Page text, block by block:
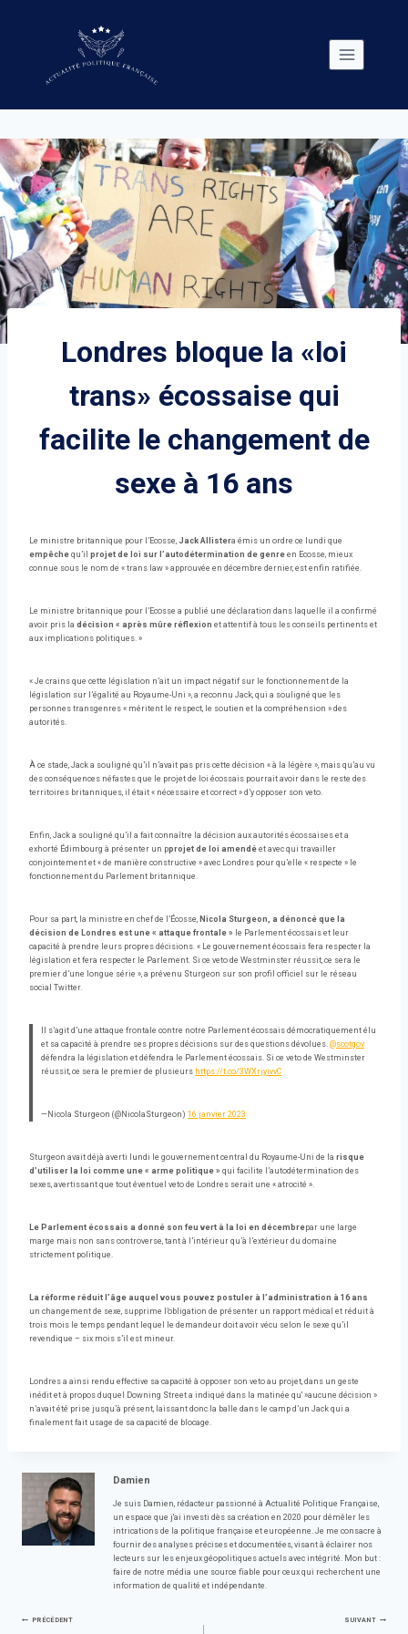
Londres bloque la «loi
trans» écossaise qui
facilite le changement de
sexe à 16 ans
Le ministre britannique pour l’Ecosse, Jack Allistera émis un ordre ce lundi que
empêche qu’il projet de loi sur l’autodétermination de genre en Ecosse, mieux
connue sous le nom de « trans law » approuvée en décembre dernier, est enfin ratifiée.
Le ministre britannique pour l’Ecosse a publié une déclaration dans laquelle il a confirmé
avoir pris la décision « après mûre réflexion et attentif à tous les conseils pertinents et
aux implications politiques. »
« Je crains que cette législation n’ait un impact négatif sur le fonctionnement de la
législation sur l’égalité au Royaume-Uni », a reconnu Jack, qui a souligné que les
personnes transgenres « méritent le respect, le soutien et la compréhension » des
autorités.
À ce stade, Jack a souligné qu’il n’avait pas pris cette décision « à la légère », mais qu’au vu
des conséquences néfastes que le projet de loi écossais pourrait avoir dans le reste des
territoires britanniques, il était « nécessaire et correct » d’y opposer son veto.
Enfin, Jack a souligné qu’il a fait connaître la décision aux autorités écossaises et a
exhorté Édimbourg à présenter un pprojet de loi amendé et avec qui travailler
conjointement et « de manière constructive » avec Londres pour qu’elle « respecte » le
fonctionnement du Parlement britannique.
Pour sa part, la ministre en chef de l’Écosse, Nicola Sturgeon, a dénoncé que la
décision de Londres est une « attaque frontale » le Parlement écossais et leur
capacité à prendre leurs propres décisions. « Le gouvernement écossais fera respecter la
législation et fera respecter le Parlement. Si ce veto de Westminster réussit, ce sera le
premier d’une longue série », a prévenu Sturgeon sur son profil officiel sur le réseau
social Twitter.
Il s’agit d’une attaque frontale contre notre Parlement écossais démocratiquement élu
et sa capacité à prendre ses propres décisions sur des questions dévolues. @scotgov
défendra la législation et défendra le Parlement écossais. Si ce veto de Westminster
réussit, ce sera le premier de plusieurs https://t.co/3WXrjyivvC
—Nicola Sturgeon (@NicolaSturgeon) 16 janvier 2023
Sturgeon avait déjà averti lundi le gouvernement central du Royaume-Uni de la risque
d’utiliser la loi comme une « arme politique » qui facilite l’autodétermination des
sexes, avertissant que tout éventuel veto de Londres serait une « atrocité ».
Le Parlement écossais a donné son feu vert à la loi en décembrepar une large
marge mais non sans controverse, tant à l’intérieur qu’à l’extérieur du domaine
strictement politique.
La réforme réduit l’âge auquel vous pouvez postuler à l’administration à 16 ans
un changement de sexe, supprime l’obligation de présenter un rapport médical et réduit à
trois mois le temps pendant lequel le demandeur doit avoir vécu selon le sexe qu’il
revendique – six mois s’il est mineur.
Londres a ainsi rendu effective sa capacité à opposer son veto au projet, dans un geste
inédit et à propos duquel Downing Street a indiqué dans la matinée qu' »aucune décision »
n’avait été prise jusqu’à présent, laissant donc la balle dans le camp d’un Jack qui a
finalement fait usage de sa capacité de blocage.
Damien
Je suis Damien, rédacteur passionné à Actualité Politique Française,
un espace que j'ai investi dès sa création en 2020 pour démêler les
intrications de la politique française et européenne. Je me consacre à
fournir des analyses précises et documentées, visant à éclairer nos
lecteurs sur les enjeux géopolitiques actuels avec intégrité. Mon but :
faire de notre média une source fiable pour ceux qui recherchent une
information de qualité et indépendante.
PRÉCÉDENT SUIVANT